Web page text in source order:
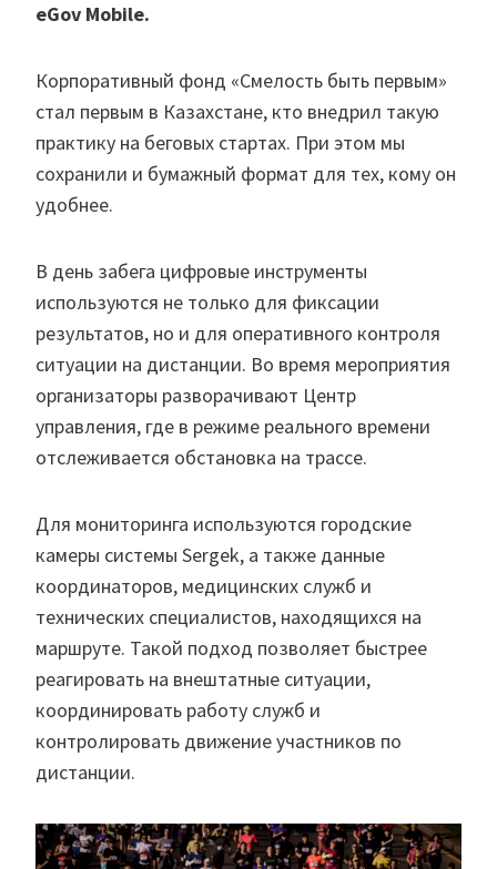
eGov Mobile.
Корпоративный фонд «Смелость быть первым»
стал первым в Казахстане, кто внедрил такую
практику на беговых стартах. При этом мы
сохранили и бумажный формат для тех, кому он
удобнее.
В день забега цифровые инструменты
используются не только для фиксации
результатов, но и для оперативного контроля
ситуации на дистанции. Во время мероприятия
организаторы разворачивают Центр
управления, где в режиме реального времени
отслеживается обстановка на трассе.
Для мониторинга используются городские
камеры системы Sergek, а также данные
координаторов, медицинских служб и
технических специалистов, находящихся на
маршруте. Такой подход позволяет быстрее
реагировать на внештатные ситуации,
координировать работу служб и
контролировать движение участников по
дистанции.